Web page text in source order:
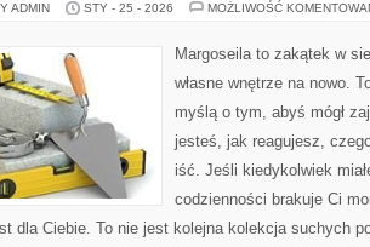
ADMIN STY - 25 - 2026 MOŻLIWOŚĆ
Margoseila to zakątek w
własne wnętrze na nowo.
myślą o tym, abyś mógł
jesteś, jak reagujesz,
iść. Jeśli kiedykolwiek
codzienności brakuje Ci
dla Ciebie. To nie jest kolejna kolekcja suchych